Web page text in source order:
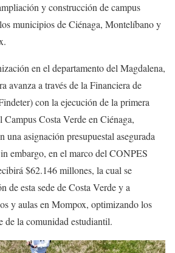
y construcción de campus
municipios de Ciénaga, Montelíbano y
en el departamento del Magdalena,
avanza a través de la Financiera de
con la ejecución de la primera
Campus Costa Verde en Ciénaga,
una asignación presupuestal asegurada
embargo, en el marco del CONPES
$62.146 millones, la cual se
de esta sede de Costa Verde y a
y aulas en Mompox, optimizando los
de la comunidad estudiantil.